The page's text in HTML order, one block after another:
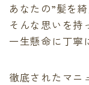
あなたの”髪を
そんな思いを持
一生懸命に丁寧
徹底されたマニ